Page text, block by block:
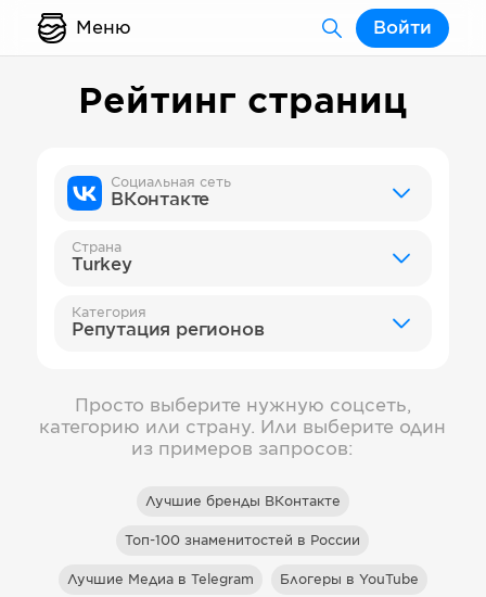
Меню Войти
Рейтинг страниц
Социальная сеть
ВКонтакте
Страна
Turkey
Категория
Репутация регионов
Просто выберите нужную соцсеть,
категорию или страну. Или выберите один
из примеров запросов:
Лучшие бренды ВКонтакте
Топ-100 знаменитостей в России
Лучшие Медиа в Telegram Блогеры в YouTube